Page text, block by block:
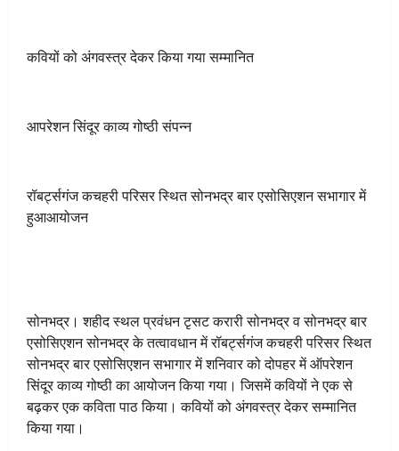
कवियों को अंगवस्त्र देकर किया गया सम्मानित
आपरेशन सिंदूर काव्य गोष्ठी संपन्न
रॉबर्ट्सगंज कचहरी परिसर स्थित सोनभद्र बार एसोसिएशन सभागार में
हुआआयोजन
सोनभद्र। शहीद स्थल प्रवंधन टृसट करारी सोनभद्र व सोनभद्र बार
एसोसिएशन सोनभद्र के तत्वावधान में रॉबर्ट्सगंज कचहरी परिसर स्थित
सोनभद्र बार एसोसिएशन सभागार में शनिवार को दोपहर में ऑपरेशन
सिंदूर काव्य गोष्ठी का आयोजन किया गया। जिसमें कवियों ने एक से
बढ़कर एक कविता पाठ किया। कवियों को अंगवस्त्र देकर सम्मानित
किया गया।